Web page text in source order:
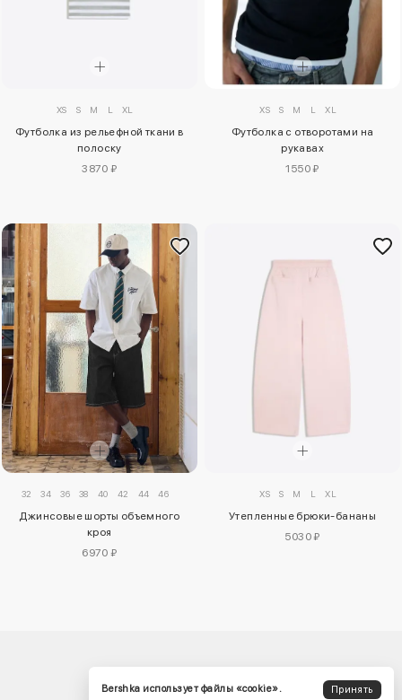
XS S M L XL
Футболка из рельефной ткани в
полоску
3870 ₽
XS S M L XL
Футболка с отворотами на
рукавах
1550 ₽
32 34 36 38 40 42 44 46
Джинсовые шорты объемного
кроя
6970 ₽
XS S M L XL
Утепленные брюки-бананы
5030 ₽
Bershka использует файлы «cookie».
Принять